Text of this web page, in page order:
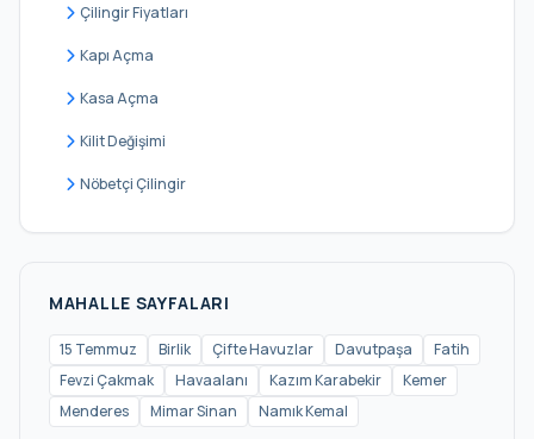
Çilingir Fiyatları
Kapı Açma
Kasa Açma
Kilit Değişimi
Nöbetçi Çilingir
MAHALLE SAYFALARI
15 Temmuz Birlik Çifte Havuzlar Davutpaşa
Fatih
Fevzi Çakmak
Havaalanı Kazım Karabekir
Kemer
Menderes
Mimar Sinan Namık Kemal